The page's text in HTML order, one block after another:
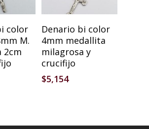
Carrito
color
M.
2cm
Añadir Al Carrito
Denario bi color
4mm medallita
milagrosa y
crucifijo
$5,154